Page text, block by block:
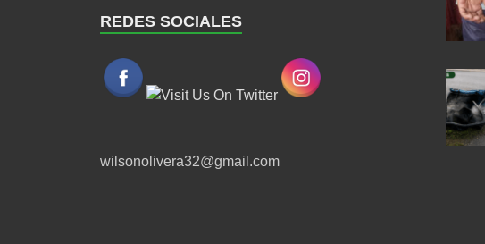
REDES SOCIALES
wilsonolivera32@gmail.com